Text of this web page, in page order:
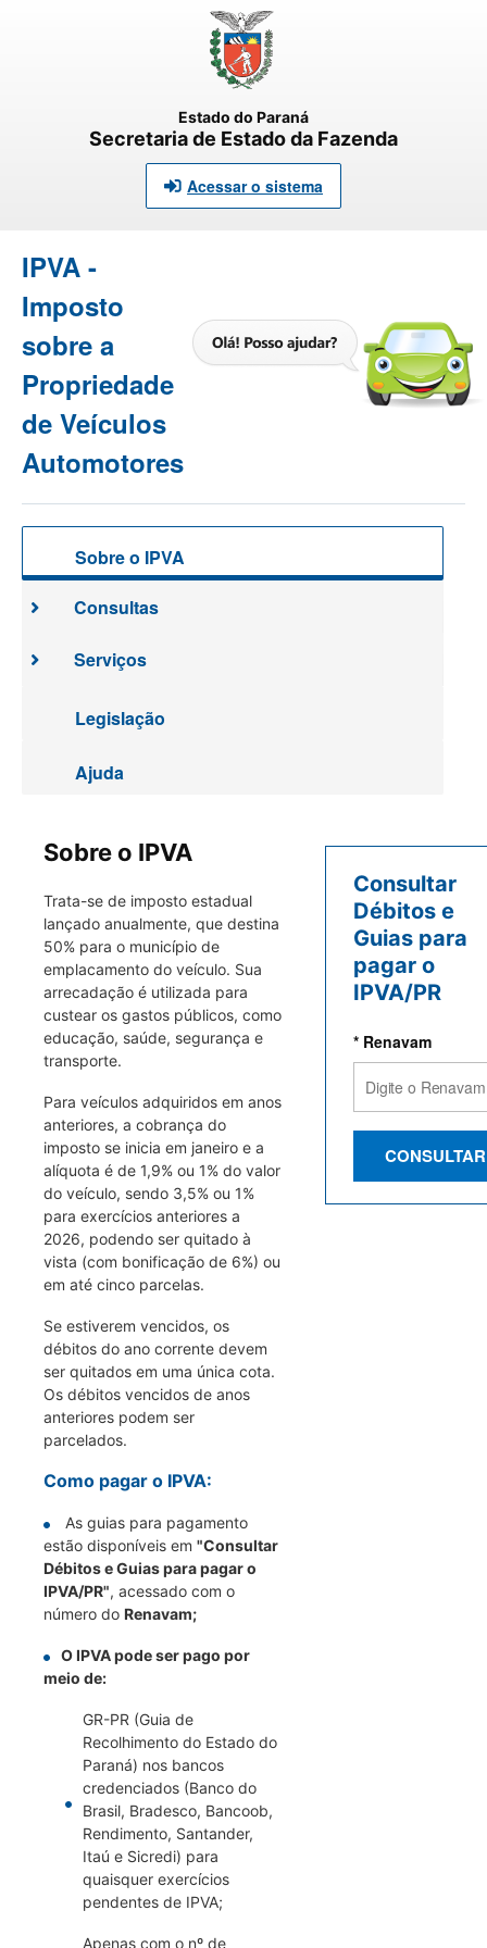
Estado do Paraná
Secretaria de Estado da Fazenda
Acessar o sistema
IPVA -
Imposto
sobre a
Propriedade
de Veículos
Automotores
Sobre o IPVA
Consultas
Serviços
Legislação
Ajuda
Sobre o IPVA
Trata-se de imposto estadual
lançado anualmente, que destina
50% para o município de
emplacamento do veículo. Sua
arrecadação é utilizada para
custear os gastos públicos, como
educação, saúde, segurança e
transporte.
Para veículos adquiridos em anos
anteriores, a cobrança do
imposto se inicia em janeiro e a
alíquota é de 1,9% ou 1% do valor
do veículo, sendo 3,5% ou 1%
para exercícios anteriores a
2026, podendo ser quitado à
vista (com bonificação de 6%) ou
em até cinco parcelas.
Se estiverem vencidos, os
débitos do ano corrente devem
ser quitados em uma única cota.
Os débitos vencidos de anos
anteriores podem ser
parcelados.
Como pagar o IPVA:
As guias para pagamento
estão disponíveis em "Consultar
Débitos e Guias para pagar o
IPVA/PR", acessado com o
número do Renavam;
O IPVA pode ser pago por
meio de:
GR-PR (Guia de
Recolhimento do Estado do
Paraná) nos bancos
credenciados (Banco do
Brasil, Bradesco, Bancoob,
Rendimento, Santander,
Itaú e Sicredi) para
quaisquer exercícios
pendentes de IPVA;
Apenas com o nº de
Consultar
Débitos e
Guias para
pagar o
IPVA/PR
* Renavam
CONSULTAR